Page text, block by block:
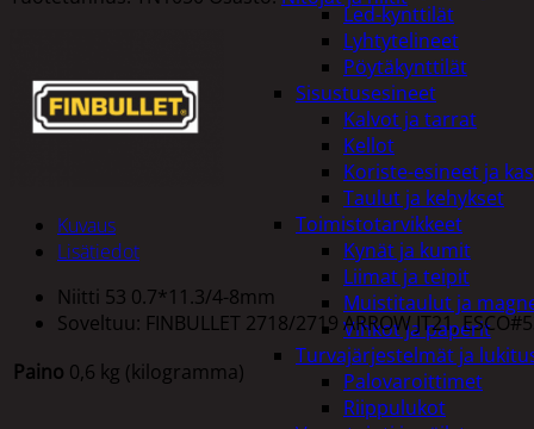
Led-kynttilät
Lyhtytelineet
Pöytäkynttilät
Sisustusesineet
Kalvot ja tarrat
Kellot
Koriste-esineet ja
Taulut ja kehykset
Toimistotarvikkeet
Kynät ja kumit
Liimat ja teipit
Muistitaulut ja
Vihkot ja paperit
Turvajärjestelmät ja
Palovaroittimet
Riippulukot
Kuvaus
Lisätiedot
Niitti 53 0.7*11.3/4-8mm
Soveltuu: FINBULLET 2718/2719 ARROW JT21,
Paino 0,6 kg (kilogramma)